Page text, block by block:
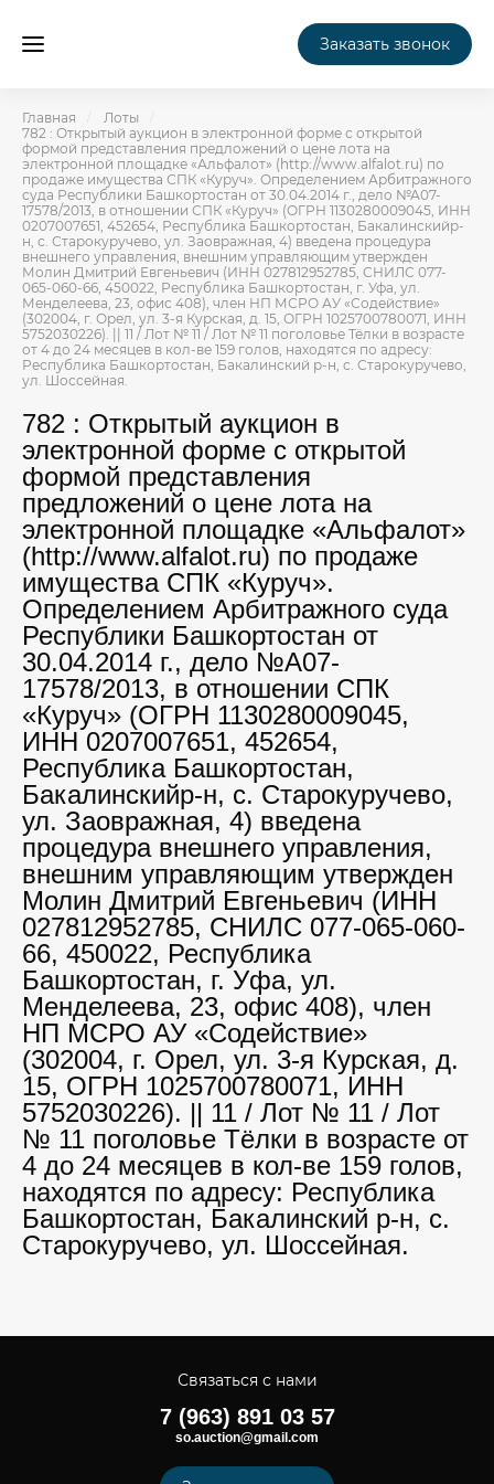
Заказать звонок
Главная
Лоты
782 : Открытый аукцион в электронной форме с открытой
формой представления предложений о цене лота на
электронной площадке «Альфалот» (http://www.alfalot.ru) по
продаже имущества СПК «Куруч». Определением Арбитражного
суда Республики Башкортостан от 30.04.2014 г., дело №А07-
17578/2013, в отношении СПК «Куруч» (ОГРН 1130280009045, ИНН
0207007651, 452654, Республика Башкортостан, Бакалинскийр-
н, с. Старокуручево, ул. Заовражная, 4) введена процедура
внешнего управления, внешним управляющим утвержден
Молин Дмитрий Евгеньевич (ИНН 027812952785, СНИЛС 077-
065-060-66, 450022, Республика Башкортостан, г. Уфа, ул.
Менделеева, 23, офис 408), член НП МСРО АУ «Содействие»
(302004, г. Орел, ул. 3-я Курская, д. 15, ОГРН 1025700780071, ИНН
5752030226). || 11 / Лот № 11 / Лот № 11 поголовье Тёлки в возрасте
от 4 до 24 месяцев в кол-ве 159 голов, находятся по адресу:
Республика Башкортостан, Бакалинский р-н, с. Старокуручево,
ул. Шоссейная.
782 : Открытый аукцион в
электронной форме с открытой
формой представления
предложений о цене лота на
электронной площадке «Альфалот»
(http://www.alfalot.ru) по продаже
имущества СПК «Куруч».
Определением Арбитражного суда
Республики Башкортостан от
30.04.2014 г., дело №А07-
17578/2013, в отношении СПК
«Куруч» (ОГРН 1130280009045,
ИНН 0207007651, 452654,
Республика Башкортостан,
Бакалинскийр-н, с. Старокуручево,
ул. Заовражная, 4) введена
процедура внешнего управления,
внешним управляющим утвержден
Молин Дмитрий Евгеньевич (ИНН
027812952785, СНИЛС 077-065-060-
66, 450022, Республика
Башкортостан, г. Уфа, ул.
Менделеева, 23, офис 408), член
НП МСРО АУ «Содействие»
(302004, г. Орел, ул. 3-я Курская, д.
15, ОГРН 1025700780071, ИНН
5752030226). || 11 / Лот № 11 / Лот
№ 11 поголовье Тёлки в возрасте от
4 до 24 месяцев в кол-ве 159 голов,
находятся по адресу: Республика
Башкортостан, Бакалинский р-н, с.
Старокуручево, ул. Шоссейная.
Связаться с нами
7 (963) 891 03 57
so.auction@gmail.com